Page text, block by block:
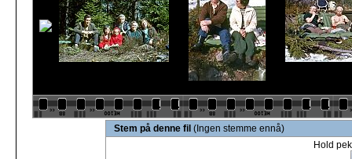
Stem på denne fil (Ingen stemme ennå)
Hold